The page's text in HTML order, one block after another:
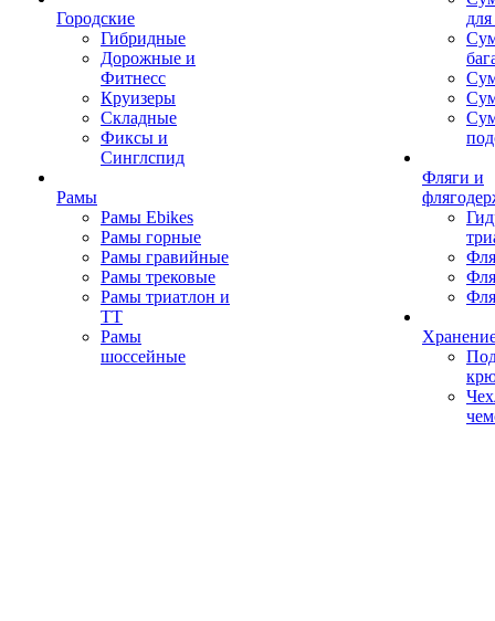
Городские
Гибридные
Дорожные и
Фитнесс
Круизеры
Складные
Фиксы и
Синглспид
Рамы
Рамы Ebikes
Рамы горные
Рамы гравийные
Рамы трековые
Рамы триатлон и
ТТ
Рамы
шоссейные
Фляги и